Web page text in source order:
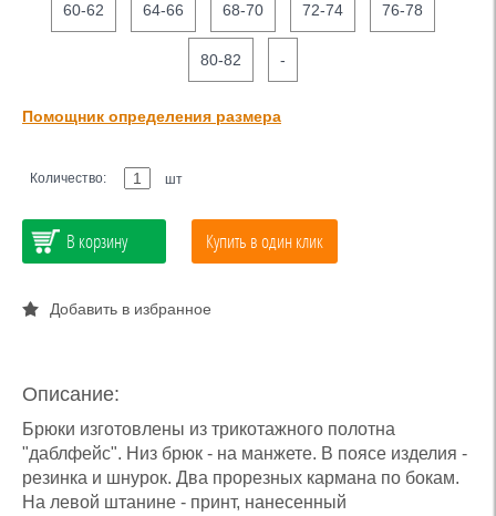
60-62 64-66 68-70 72-74 76-78
80-82 -
Помощник определения размера
Количество: шт
В корзину Купить в один клик
Добавить в избранное
Описание:
Брюки изготовлены из трикотажного полотна
"даблфейс". Низ брюк - на манжете. В поясе изделия -
резинка и шнурок. Два прорезных кармана по бокам.
На левой штанине - принт, нанесенный